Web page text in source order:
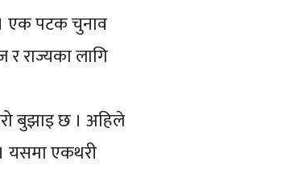
। एक पटक चुनाव
र राज्यका लागि
बुझाइ छ । अहिले
यसमा एकथरी